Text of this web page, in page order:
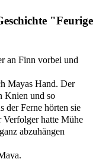
"Feurige
an Finn vorbei und
Mayas Hand. Der
Knien und so
der Ferne hörten sie
Verfolger hatte Mühe
abzuhängen